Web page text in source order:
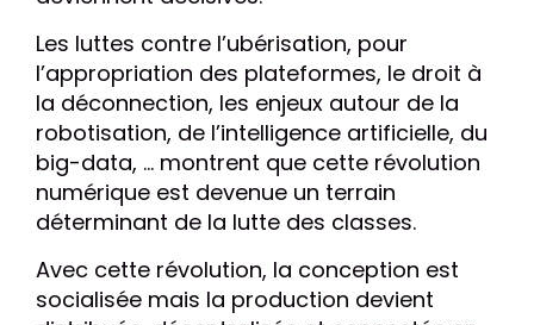
Les luttes contre l’ubérisation, pour
l’appropriation des plateformes, le droit à
la déconnection, les enjeux autour de la
robotisation, de l’intelligence artificielle, du
big-data, ... montrent que cette révolution
numérique est devenue un terrain
déterminant de la lutte des classes.
Avec cette révolution, la conception est
socialisée mais la production devient